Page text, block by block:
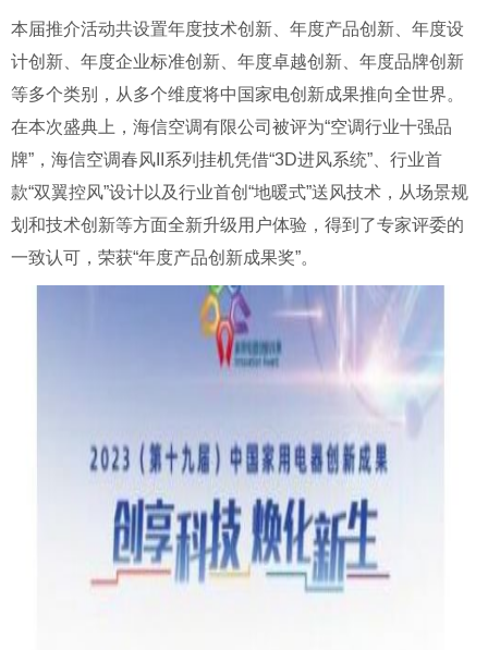
本届推介活动共设置年度技术创新、年度产品创新、年度设
计创新、年度企业标准创新、年度卓越创新、年度品牌创新
等多个类别，从多个维度将中国家电创新成果推向全世界。
在本次盛典上，海信空调有限公司被评为“空调行业十强品
牌”，海信空调春风II系列挂机凭借“3D进风系统”、行业首
款“双翼控风”设计以及行业首创“地暖式”送风技术，从场景规
划和技术创新等方面全新升级用户体验，得到了专家评委的
一致认可，荣获“年度产品创新成果奖”。